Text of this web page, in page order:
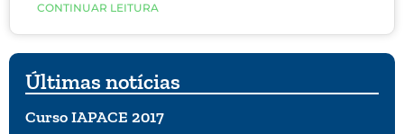
precisam de contato social. Não somos eremitas.
Não somos pilotos solo. Somos animais sociais.
Estamos sentindo falta da sensação de estarmos
conectados.
CONTINUAR LEITURA
Últimas notícias
Curso IAPACE 2017